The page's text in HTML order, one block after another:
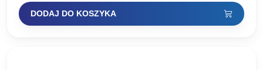
DODAJ DO KOSZYKA